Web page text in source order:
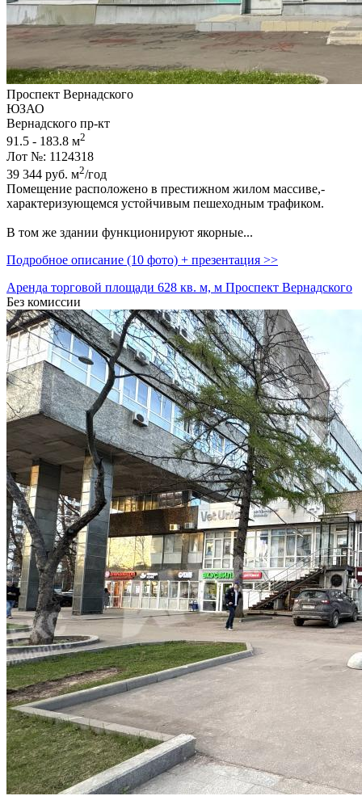
Проспект Вернадского
ЮЗАО
Вернадского пр-кт
91.5 - 183.8 м2
Лот №: 1124318
39 344 руб. м2/год
Помещение расположено в престижном жилом массиве,­
характеризующемся устойчивым пешеходным трафиком.
В том же здании функционируют якорные...
Подробное описание (10 фото) + презентация >>
Аренда торговой площади 628 кв. м, м Проспект Вернадского
Без комиссии